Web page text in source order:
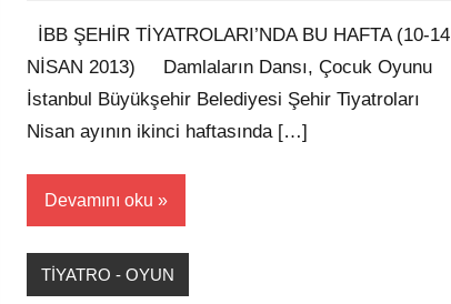
İBB ŞEHİR TİYATROLARI’NDA BU HAFTA (10-14
NİSAN 2013) Damlaların Dansı, Çocuk Oyunu
İstanbul Büyükşehir Belediyesi Şehir Tiyatroları
Nisan ayının ikinci haftasında […]
Devamını oku
TİYATRO - OYUN